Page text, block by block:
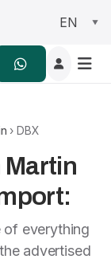
› DBX
Martin
of everything
advertised